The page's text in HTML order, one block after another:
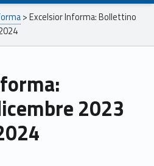
>Excelsior Informa: Bollettino
2023